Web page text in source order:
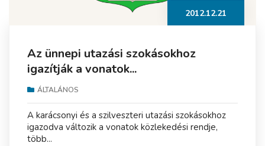
2012.12.21
Az ünnepi utazási szokásokhoz
igazítják a vonatok...
ÁLTALÁNOS
A karácsonyi és a szilveszteri utazási szokásokhoz
igazodva változik a vonatok közlekedési rendje,
több...